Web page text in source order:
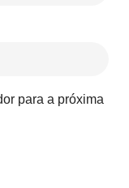
para a próxima